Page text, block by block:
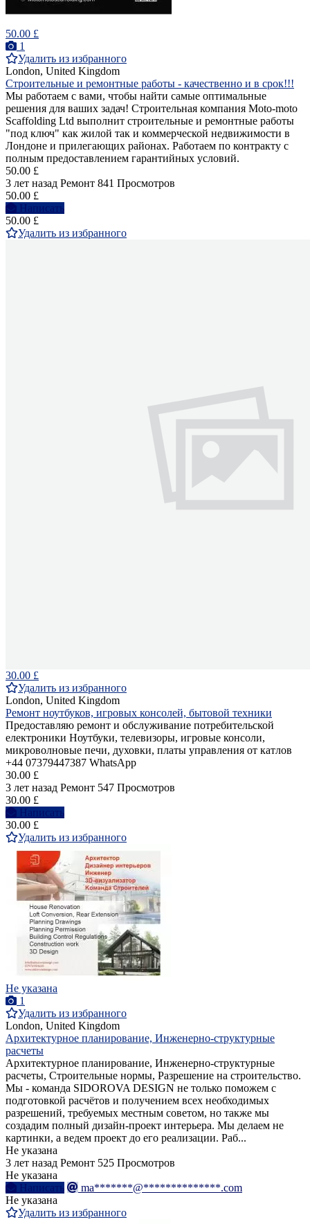
50.00 £
1
Удалить из избранного
London, United Kingdom
Строительные и ремонтные работы - качественно и в срок!!!
Мы работаем с вами, чтобы найти самые оптимальные
решения для ваших задач! Строительная компания Moto-moto
Scaffolding Ltd выполнит строительные и ремонтные работы
"под ключ" как жилой так и коммерческой недвижимости в
Лондоне и прилегающих районах. Работаем по контракту с
полным предоставлением гарантийных условий.
50.00 £
3 лет назад Ремонт 841 Просмотров
50.00 £
Написать
50.00 £
Удалить из избранного
30.00 £
Удалить из избранного
London, United Kingdom
Ремонт ноутбуков, игровых консолей, бытовой техники
Предоставляю ремонт и обслуживание потребительской
електроники Ноутбуки, телевизоры, игровые консоли,
микроволновые печи, духовки, платы управления от катлов
+44 07379447387 WhatsApp
30.00 £
3 лет назад Ремонт 547 Просмотров
30.00 £
Написать
30.00 £
Удалить из избранного
Не указана
1
Удалить из избранного
London, United Kingdom
Архитектурное планирование, Инженерно-структурные
расчеты
Архитектурное планирование, Инженерно-структурные
расчеты, Строительные нормы, Разрешение на строительство.
Мы - команда SIDOROVA DESIGN не только поможем с
подготовкой расчётов и получением всех необходимых
разрешений, требуемых местным советом, но также мы
создадим полный дизайн-проект интерьера. Мы делаем не
картинки, а ведем проект до его реализации. Раб...
Не указана
3 лет назад Ремонт 525 Просмотров
Не указана
Написать
ma*******@**************.com
Не указана
Удалить из избранного